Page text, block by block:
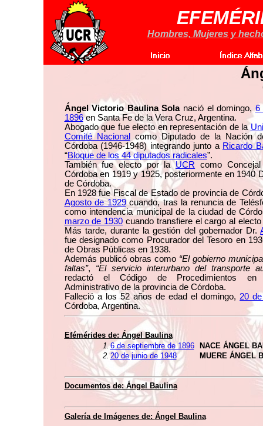
Hombres, Mujeres y
Ángel Victorio Baulina Sola nació el domingo, 6
1896en Santa Fe de la Vera Cruz, Argentina.
Abogado que fue electo en representación de la
Comité Nacional
como Diputado de la Nación
Córdoba (1946-1948) integrando junto a Ricardo
“Bloque de los 44 diputados radicales”.
También fue electo por laUCR como
Córdoba en 1919 y 1925, posteriormente en 1940
de Córdoba.
En 1928 fue Fiscal de Estado de provincia de
Agosto de 1929cuando, tras la renuncia de
como intendencia municipal de la ciudad de
marzo de 1930 cuando transfiere el cargo al electo
Más tarde, durante la gestión del gobernador Dr.
fue designado como Procurador del Tesoro en
de Obras Públicas en 1938.
Además publicó obras como “El gobierno
faltas”, “El servicio interurbano del transporte
redactó el Código de Procedimientos en
Administrativo de la provincia de Córdoba.
Falleció a los 52 años de edad el domingo, 20
Córdoba, Argentina.
Efémérides de: Ángel Baulina
1.6 de septiembre de 1896
NACE ÁNGEL
2. 20 de junio de 1948 MUERE ÁNGEL
Documentos de:Ángel Baulina
Galería de Imágenes de: Ángel Baulina